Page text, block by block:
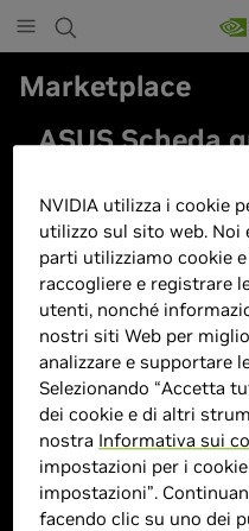
Marketplace
ASUS Scheda
GDDR6
RTX3050
2.1a, 1
RTX3050O6G)
NVIDIA utilizza i cookie
utilizzo sul sito web.
parti utilizziamo cookie
raccogliere e registrare
utenti, nonché
nostri siti Web per
analizzare e supportare
Selezionando “Accetta
dei cookie e di altri
nostra Informativa sui
impostazioni per i
impostazioni”.
facendo clic su uno dei